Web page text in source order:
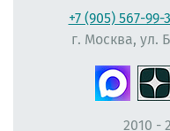
+7 (905) 567-99-
г. Москва, ул.
2010 -